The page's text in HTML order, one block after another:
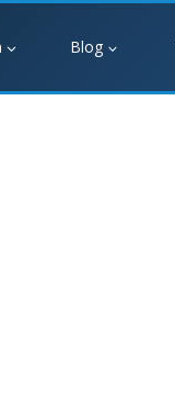
Blog